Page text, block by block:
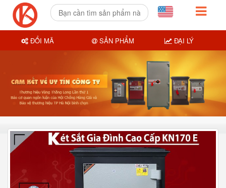
ĐỔI MÃ SẢN PHẨM ĐẠI LÝ